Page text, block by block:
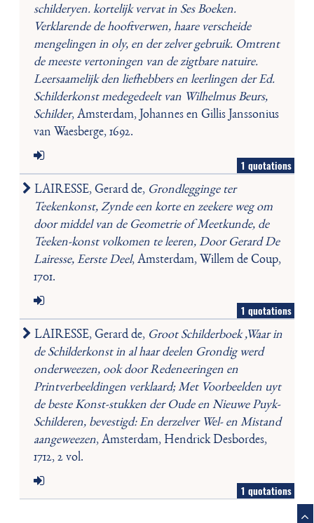
schilderyen. kortelijk vervat in Ses Boeken.
Verklarende de hooftverwen, haare verscheide
mengelingen in oly, en der zelver gebruik. Omtrent
de meeste vertoningen van de zigtbare natuire.
Leersaamelijk den liefhebbers en leerlingen der Ed.
Schilderkonst medegedeelt van Wilhelmus Beurs,
Schilder, Amsterdam, Johannes en Gillis Janssonius
van Waesberge, 1692.
1 quotations
LAIRESSE, Gerard de, Grondlegginge ter
Teekenkonst, Zynde een korte en zeekere weg om
door middel van de Geometrie of Meetkunde, de
Teeken-konst volkomen te leeren, Door Gerard De
Lairesse, Eerste Deel, Amsterdam, Willem de Coup,
1701.
1 quotations
LAIRESSE, Gerard de, Groot Schilderboek ,Waar in
de Schilderkonst in al haar deelen Grondig werd
onderweezen, ook door Redeneeringen en
Printverbeeldingen verklaard; Met Voorbeelden uyt
de beste Konst-stukken der Oude en Nieuwe Puyk-
Schilderen, bevestigd: En derzelver Wel- en Mistand
aangeweezen, Amsterdam, Hendrick Desbordes,
1712, 2 vol.
1 quotations